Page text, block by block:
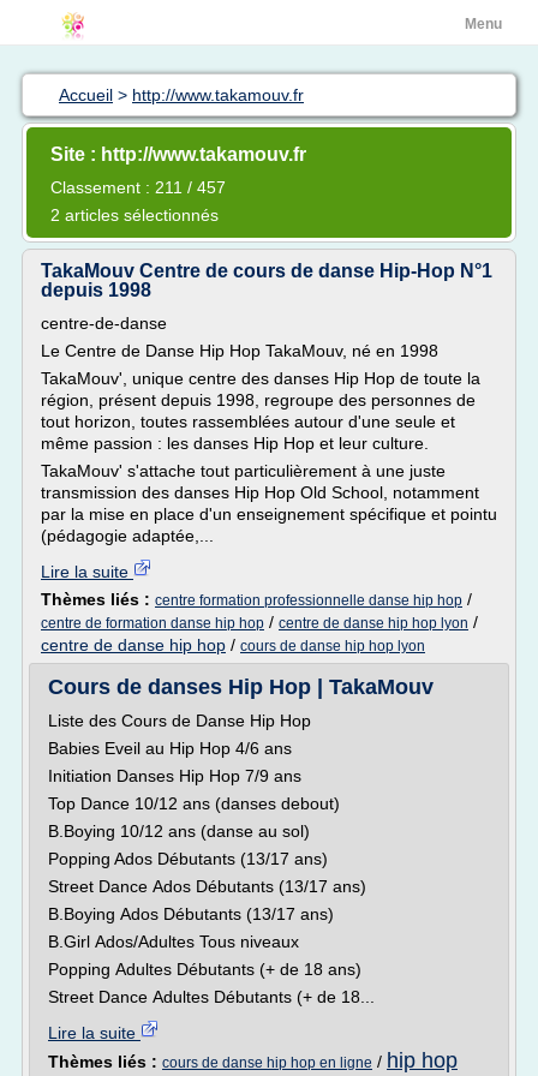
Menu
Accueil > http://www.takamouv.fr
Site : http://www.takamouv.fr
Classement : 211 / 457
2 articles sélectionnés
TakaMouv Centre de cours de danse Hip-Hop N°1
depuis 1998
centre-de-danse
Le Centre de Danse Hip Hop TakaMouv, né en 1998
TakaMouv', unique centre des danses Hip Hop de toute la
région, présent depuis 1998, regroupe des personnes de
tout horizon, toutes rassemblées autour d'une seule et
même passion : les danses Hip Hop et leur culture.
TakaMouv' s'attache tout particulièrement à une juste
transmission des danses Hip Hop Old School, notamment
par la mise en place d'un enseignement spécifique et pointu
(pédagogie adaptée,...
Lire la suite
Thèmes liés : centre formation professionnelle danse hip hop /
centre de formation danse hip hop / centre de danse hip hop lyon /
centre de danse hip hop / cours de danse hip hop lyon
Cours de danses Hip Hop | TakaMouv
Liste des Cours de Danse Hip Hop
Babies Eveil au Hip Hop 4/6 ans
Initiation Danses Hip Hop 7/9 ans
Top Dance 10/12 ans (danses debout)
B.Boying 10/12 ans (danse au sol)
Popping Ados Débutants (13/17 ans)
Street Dance Ados Débutants (13/17 ans)
B.Boying Ados Débutants (13/17 ans)
B.Girl Ados/Adultes Tous niveaux
Popping Adultes Débutants (+ de 18 ans)
Street Dance Adultes Débutants (+ de 18...
Lire la suite
Thèmes liés : cours de danse hip hop en ligne / hip hop